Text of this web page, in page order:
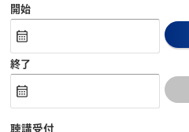
開始
終了
聴講受付